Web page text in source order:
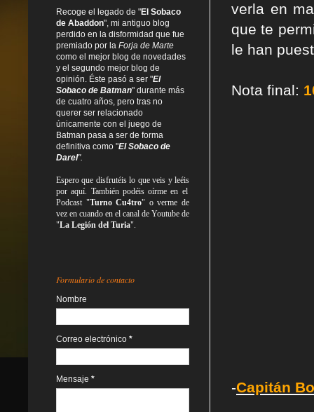
verla en
que te
le han
Nota final:
-Capitán
Recoge el legado de "El Sobaco
de Abaddon", mi antiguo blog
perdido en la disformidad que fue
premiado por la Forja de Marte
como el mejor blog de novedades
y el segundo mejor blog de
opinión. Éste pasó a ser "El
Sobaco de Batman" durante más
de cuatro años, pero tras no
querer ser relacionado
únicamente con el juego de
Batman pasa a ser de forma
definitiva como "El Sobaco de
Darel".
Espero que disfrutéis lo queveis yleéis
por aquí. También podéis oírme en el
Podcast "Turno Cu4tro" o verme de
vez en cuando en el canal de Youtube de
"La Legión del Turia".
Formulario de contacto
Nombre
Correo electrónico *
Mensaje *